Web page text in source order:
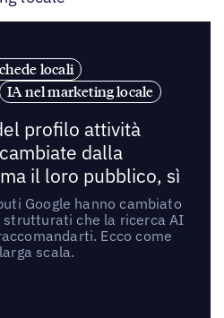
locali
IA nel marketing locale
profilo attività
dalla
il loro pubblico, sì
Google hanno cambiato
strutturati che la ricerca AI
Ecco come
scala.